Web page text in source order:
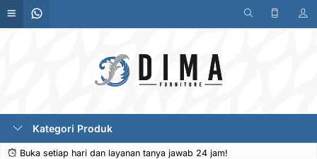
Kategori Produk
Buka setiap hari dan layanan tanya jawab 24 jam!